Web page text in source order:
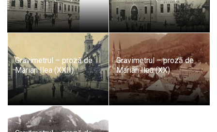
Gravimetrul – proză de
Marian Ilea (XXII)
Gravimetrul – proză de
Marian Ilea (XX)